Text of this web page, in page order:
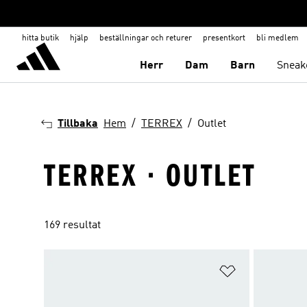
hitta butik hjälp beställningar och returer presentkort bli medlem
Herr Dam Barn
Tillbaka Hem TERREX Outlet
TERREX · OUTLET
169 resultat